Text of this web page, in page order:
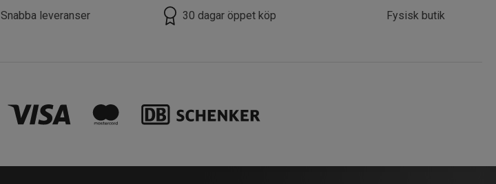
Snabba leveranser 30 dagar öppet köp Fysisk butik